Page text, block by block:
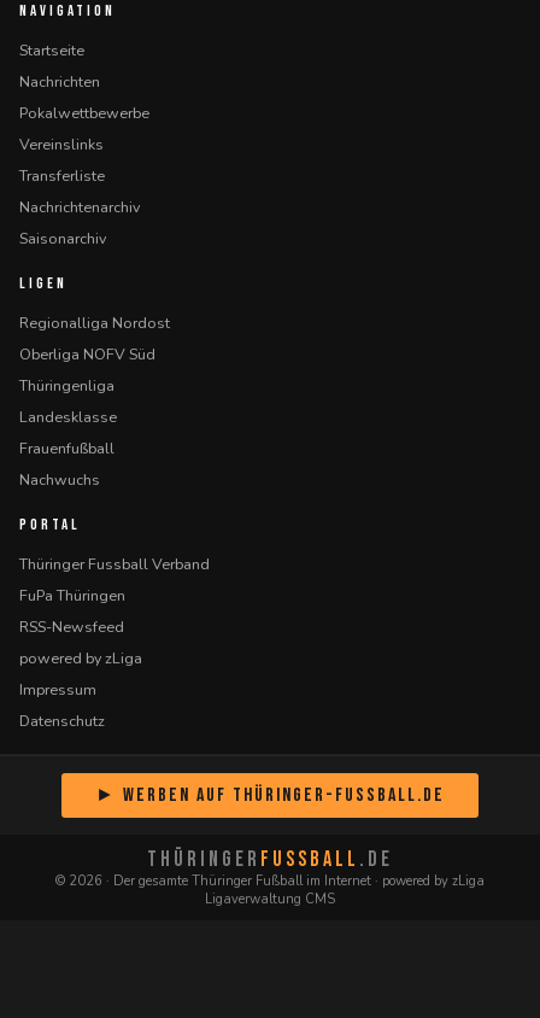
NAVIGATION
Startseite
Nachrichten
Pokalwettbewerbe
Vereinslinks
Transferliste
Nachrichtenarchiv
Saisonarchiv
LIGEN
Regionalliga Nordost
Oberliga NOFV Süd
Thüringenliga
Landesklasse
Frauenfußball
Nachwuchs
PORTAL
Thüringer Fussball Verband
FuPa Thüringen
RSS-Newsfeed
powered by zLiga
Impressum
Datenschutz
► Werben auf Thüringer-Fussball.de
THÜRINGER FUSSBALL .DE
© 2026 · Der gesamte Thüringer Fußball im Internet · powered by zLiga
Ligaverwaltung CMS